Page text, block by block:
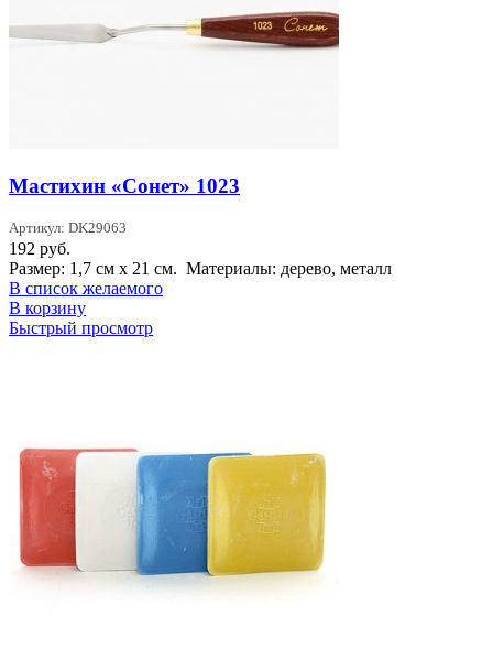
Мастихин «Сонет» 1023
Артикул: DK29063
192 руб.
Размер: 1,7 см х 21 см. Материалы: дерево, металл
В список желаемого
В корзину
Быстрый просмотр